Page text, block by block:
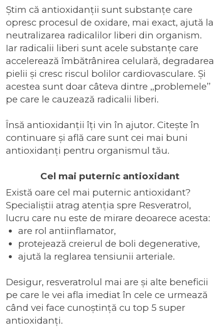
Știm că antioxidanții sunt substanțe care
opresc procesul de oxidare, mai exact, ajută la
neutralizarea radicalilor liberi din organism.
Iar radicalii liberi sunt acele substanțe care
accelerează îmbătrânirea celulară, degradarea
pielii și cresc riscul bolilor cardiovasculare. Și
acestea sunt doar câteva dintre ,,problemele’’
pe care le cauzează radicalii liberi.
Însă antioxidanții îți vin în ajutor. Citește în
continuare și află care sunt cei mai buni
antioxidanți pentru organismul tău.
Cel mai puternic antioxidant
Există oare cel mai puternic antioxidant?
Specialiștii atrag atenția spre Resveratrol,
lucru care nu este de mirare deoarece acesta:
are rol antiinflamator,
protejează creierul de boli degenerative,
ajută la reglarea tensiunii arteriale.
Desigur, resveratrolul mai are și alte beneficii
pe care le vei afla imediat în cele ce urmează
când vei face cunoștință cu top 5 super
antioxidanți.